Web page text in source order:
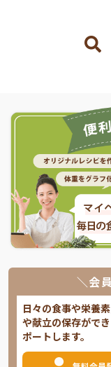
＼会
日々の食事や栄養
や献立の保存がで
ポートします。